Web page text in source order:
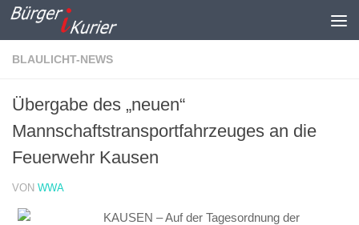
Zum Inhalt springen
BLAULICHT-NEWS
Übergabe des „neuen“
Mannschaftstransportfahrzeuges an die
Feuerwehr Kausen
VON WWA
KAUSEN – Auf der Tagesordnung der